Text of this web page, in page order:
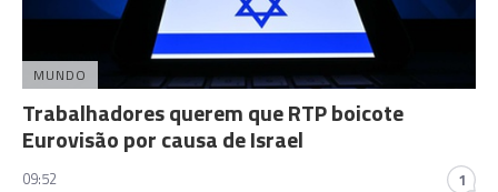
MUNDO
Trabalhadores querem que RTP boicote
Eurovisão por causa de Israel
09:52 1